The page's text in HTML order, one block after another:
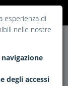
esperienza di
nelle nostre
degli accessi